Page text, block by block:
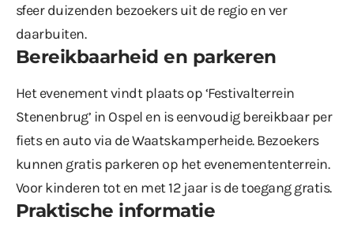
sfeer duizenden bezoekers uit de regio en ver
daarbuiten.
Bereikbaarheid en parkeren
Het evenement vindt plaats op ‘Festivalterrein
Stenenbrug’ in Ospel en is eenvoudig bereikbaar per
fiets en auto via de Waatskamperheide. Bezoekers
kunnen gratis parkeren op het evenemententerrein.
Voor kinderen tot en met 12 jaar is de toegang gratis.
Praktische informatie